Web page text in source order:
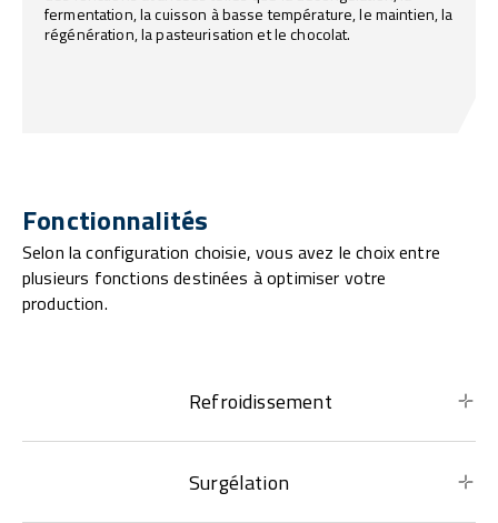
fermentation, la cuisson à basse température, le maintien, la
régénération, la pasteurisation et le chocolat.
Fonctionnalités
Selon la configuration choisie, vous avez le choix entre
plusieurs fonctions destinées à optimiser votre
production.
Refroidissement
Surgélation